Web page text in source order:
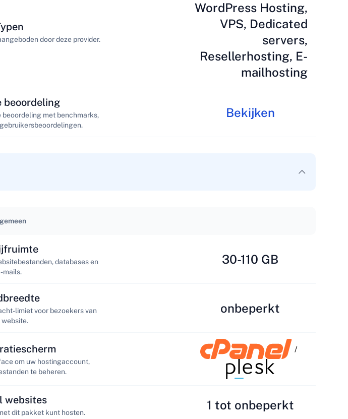
door deze provider.
WordPress Hosting,
VPS, Dedicated
servers,
Resellerhosting, E-
mailhosting
beoordeling
met benchmarks,
Bekijken
databases en
mails.
30-110 GB
limiet voor bezoekers van
website.
onbeperkt
om uw hostingaccount,
te beheren.
/
websites
dit pakket kunt hosten.
1 tot onbeperkt